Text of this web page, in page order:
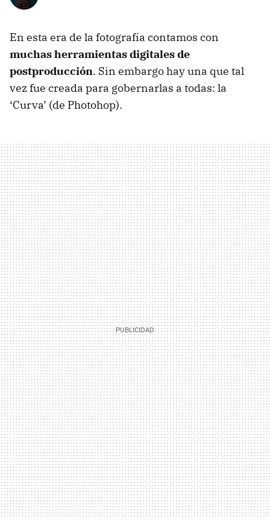
En esta era de la fotografía contamos con
muchas herramientas digitales de
postproducción. Sin embargo hay una que tal
vez fue creada para gobernarlas a todas: la
‘Curva’ (de Photohop).